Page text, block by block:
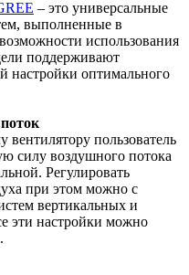
– это универсальные
выполненные в
использования
поддерживают
настройки оптимального
вентилятору пользователь
силу воздушного потока
Регулировать
при этом можно с
вертикальных и
эти настройки можно